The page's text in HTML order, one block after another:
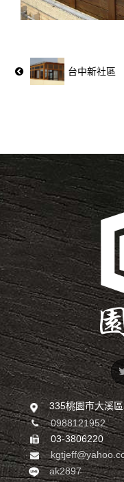
台中新社區
335桃園市大溪
0988121952
03-3806220
ak2897